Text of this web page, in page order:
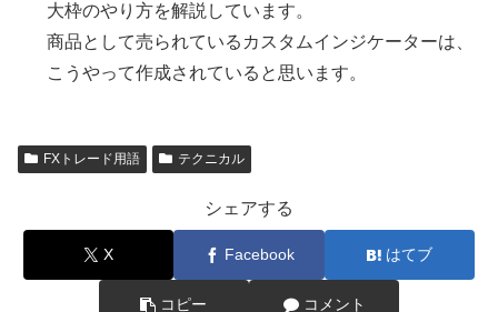
大枠のやり方を解説しています。
商品として売られているカスタムインジケーターは、
こうやって作成されていると思います。
FXトレード用語 テクニカル
シェアする
X Facebook はてブ
コピー コメント